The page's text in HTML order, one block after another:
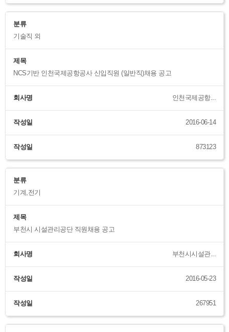
분류
기술직 외
제목
NCS기반 인천국제공항공사 신입직원 (일반직)채용 공고
회사명 인천국제공항...
작성일 2016-06-14
작성일 873123
분류
기계,전기
제목
부천시 시설관리공단 직원채용 공고
회사명 부천시시설관...
작성일 2016-05-23
작성일 267951